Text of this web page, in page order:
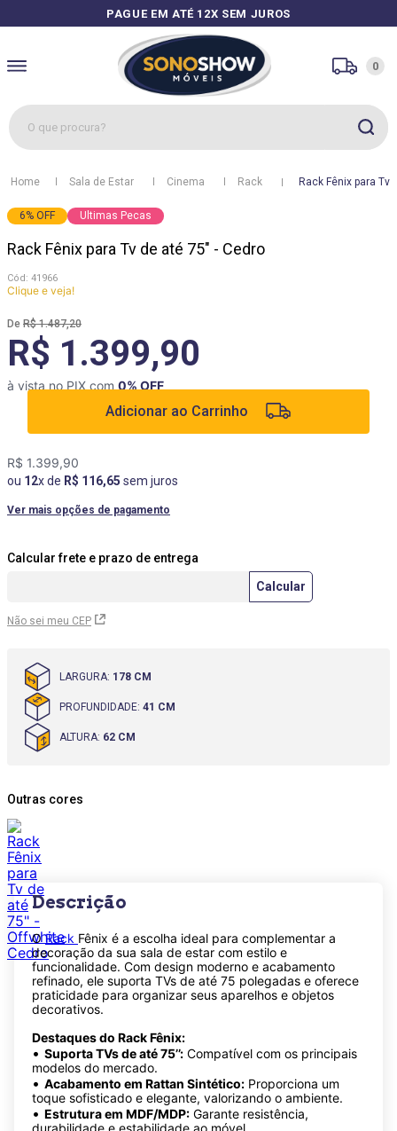
PAGUE EM ATÉ 12X SEM JUROS
0
O que procura?
Sala de Estar Cinema Rack Rack Fênix para Tv
6% OFF Ultimas Pecas
Rack Fênix para Tv de até 75" - Cedro
: 41966
Clique e veja!
R$ 1.487,20
R$ 1.399,90
à vista no PIX com 0% OFF
Adicionar ao Carrinho
R$ 1.399,90
ou 12x de R$ 116,65 sem juros
Ver mais opções de pagamento
Não sei meu CEP
LARGURA: 178 CM
PROFUNDIDADE: 41 CM
ALTURA: 62 CM
Outras cores
Descrição
ORack Fênix é a escolha ideal para complementar a
decoração da sua sala de estar com estilo e
funcionalidade. Com design moderno e acabamento
refinado, ele suporta TVs de até 75 polegadas e oferece
praticidade para organizar seus aparelhos e objetos
decorativos.
Destaques do Rack Fênix:
• Suporta TVs de até 75’’: Compatível com os principais
modelos do mercado.
• Acabamento em Rattan Sintético: Proporciona um
toque sofisticado e elegante, valorizando o ambiente.
• Estrutura em MDF/MDP: Garante resistência,
durabilidade e estabilidade ao móvel.
3º cozinhas
4º sofá
5º apolo
6º mesa
7 º cozinha módulos
8º box